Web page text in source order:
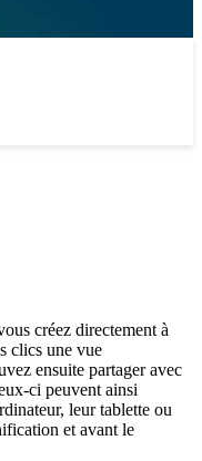
créez directement à
clics une vue
ensuite partager avec
ci peuvent ainsi
leur tablette ou
et avant le